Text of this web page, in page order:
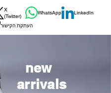
X
(Twitter)
WhatsApp
LinkedIn
העתקת הקישור
new
arrivals